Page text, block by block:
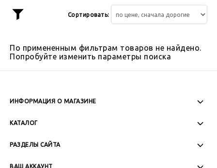
Сортировать:
По примененным фильтрам товаров не найдено.
Попробуйте изменить параметры поиска
ИНФОРМАЦИЯ О МАГАЗИНЕ
Сб-Вс: Выходной
КАТАЛОГ
РАЗДЕЛЫ САЙТА
ВАШ АККАУНТ